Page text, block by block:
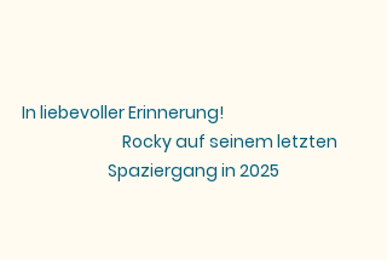
In liebevoller Erinnerung!
                     Rocky auf seinem letzten
Spaziergang in 2025